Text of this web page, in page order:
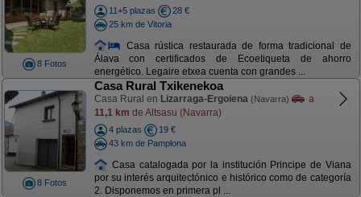
8 Fotos
11+5 plazas
28 €
25 km de Vitoria
Casa rústica restaurada de forma tradicional de
Álava con certificados de Ecoetiqueta de ahorro
energético. Legaire etxea cuenta con grandes ...
8 Fotos
Casa Rural Txikenekoa
Casa Rural en Lizarraga-Ergoiena (Navarra)
a
11,1 km de Altsasu (Navarra)
4 plazas
19 €
43 km de Pamplona
Casa catalogada por la institución Principe de Viana
por su interés arquitectónico e histórico como de categoría
2. Disponemos en primera pl ...